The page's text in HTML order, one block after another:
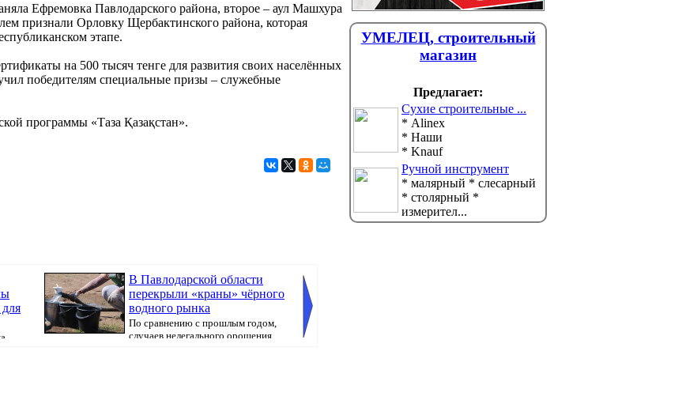
Ефремовка Павлодарского района, второе – аул Машхура
признали Орловку Щербактинского района, которая
этапе.
на 500 тысяч тенге для развития своих населённых
победителям специальные призы – служебные
программы «Таза Қазақстан».
В Павлодарской области
перекрыли «краны» чёрного
водного рынка
По сравнению с прошлым годом,
случаев нелегального орошения
УМЕЛЕЦ, строительный
магазин
Предлагает:
Сухие строительные ...
* Alinex
* Наши
* Knauf
Ручной инструмент
* малярный * слесарный
* столярный *
измерител...